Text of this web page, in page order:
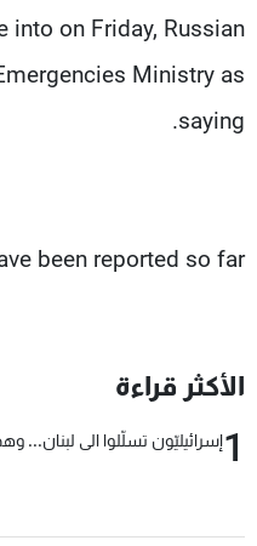
into on Friday, Russian
Ministry as
saying.
been reported so far.
الأكثر قراءة
1إسرائيليّون تسلّلوا الى لبنان...